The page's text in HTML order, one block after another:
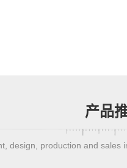
产品
design, production and sales